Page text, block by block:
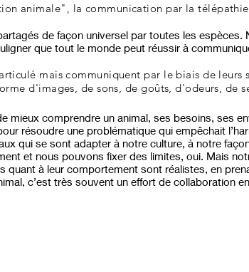
animale", la communication par la
de façon universel par toutes les
que tout le monde peut réussir à
mais communiquent par le biais de leurs
d'images, de sons, de goûts, d'odeurs, de
mieux comprendre un animal, ses besoins, ses
résoudre une problématique qui empêchait
qui se sont adapter à notre culture, à notre
et nous pouvons fixer des limites, oui. Mais
à leur comportement sont réalistes, en
c’est très souvent un effort de collaboration